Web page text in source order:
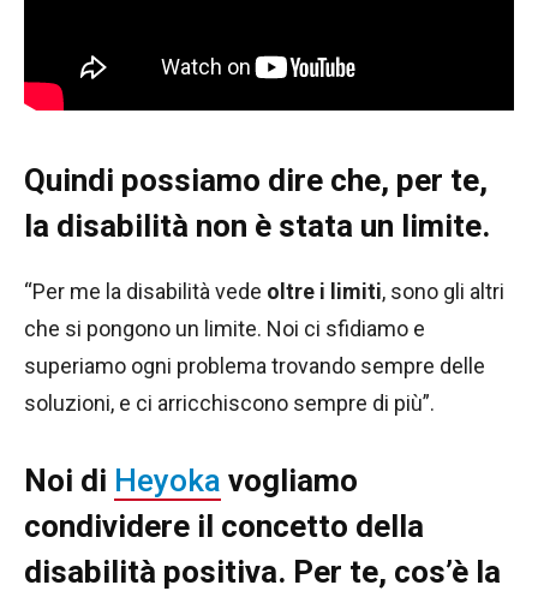
Quindi possiamo dire che, per te,
la disabilità non è stata un limite.
“Per me la disabilità vede oltre i limiti, sono gli altri
che si pongono un limite. Noi ci sfidiamo e
superiamo ogni problema trovando sempre delle
soluzioni, e ci arricchiscono sempre di più”.
Noi di Heyoka vogliamo
condividere il concetto della
disabilità positiva. Per te, cos’è la